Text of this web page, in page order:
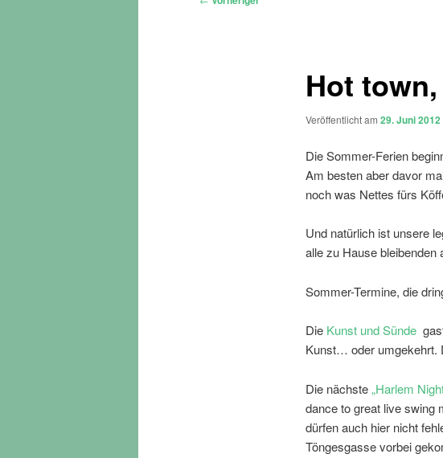
Hot
Veröffentlicht am 29. Juni 2012
Die Sommer-Ferien
Am besten aber davor
noch was Nettes fürs
Und natürlich ist unsere
alle zu Hause bleibenden
Sommer-Termine, die
Die Kunst und Sünde
Kunst… oder umgekehrt.
Die nächste„Harlem
dance to great live swing
dürfen auch hier nicht
Töngesgasse vorbei